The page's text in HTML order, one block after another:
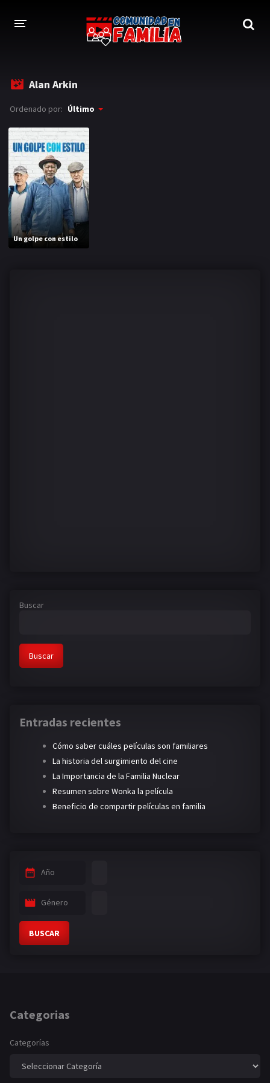
LOGIN
Alan Arkin
Ordenado por: Último
Un golpe con estilo
Buscar
Buscar
Entradas recientes
Cómo saber cuáles películas son familiares
La historia del surgimiento del cine
La Importancia de la Familia Nuclear
Resumen sobre Wonka la película
Beneficio de compartir películas en familia
Año
Género
BUSCAR
Categorias
Categorías